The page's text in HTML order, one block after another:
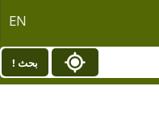
EN
بحث !